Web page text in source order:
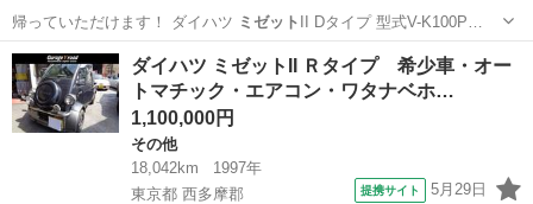
帰っていただけます！ ダイハツ ミゼット II Dタイプ 型式V-K100P…
大阪 貝塚市 東貝塚駅 その他 ミゼットII
ダイハツ ミゼットII Ｒタイプ 希少車・オー
トマチック・エアコン・ワタナベホ…
1,100,000円
その他
18,042km
1997年
東京都 西多摩郡
提携サイト 5月29日